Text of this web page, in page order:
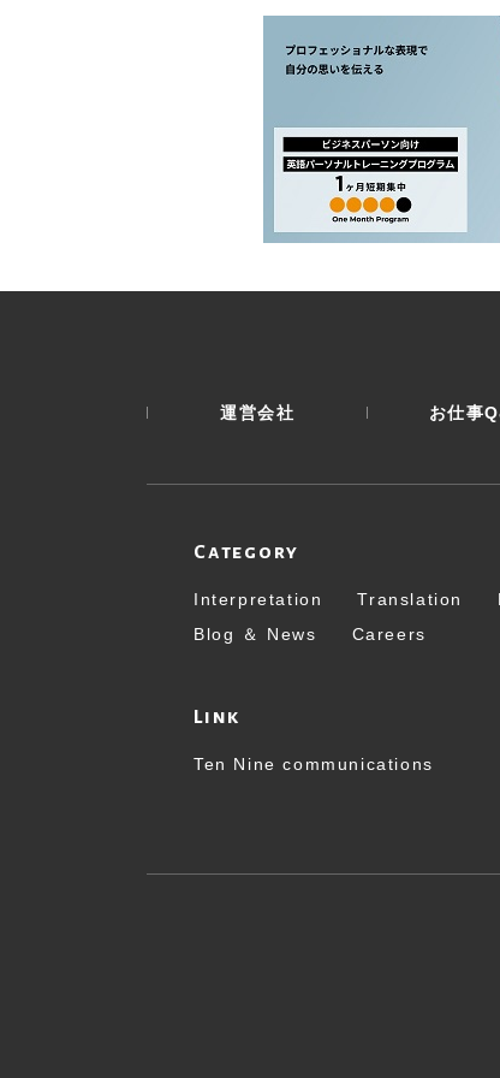
運営会社 お仕事
Category
Interpretation Translation
Blog ＆ News
Careers
Link
Ten Nine communications